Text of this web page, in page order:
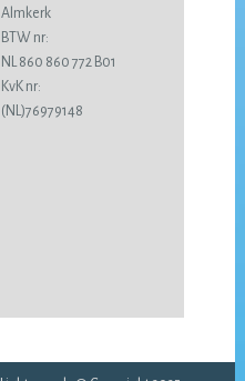
Almkerk
BTW nr:
NL 860 860 772 B01
KvK nr:
(NL)76979148